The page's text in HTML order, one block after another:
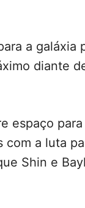
a galáxia
diante
espaço
a luta
Shin e